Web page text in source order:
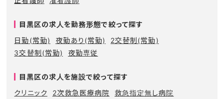
目黒区の求人を勤務形態で絞って探す
日勤(常勤)
夜勤あり(常勤)
2交替制(常勤)
3交替制(常勤)
夜勤専従
目黒区の求人を施設で絞って探す
クリニック
2次救急医療病院
救急指定無し病院